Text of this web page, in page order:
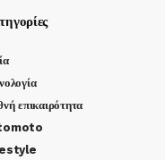
επικαιρότητα